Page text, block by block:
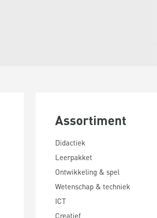
Assortiment
Didactiek
Leerpakket
Ontwikkeling & spel
Wetenschap & techniek
ICT
Creatief